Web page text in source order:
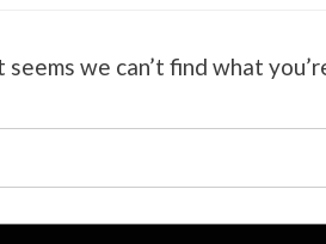
seems we can’t find what